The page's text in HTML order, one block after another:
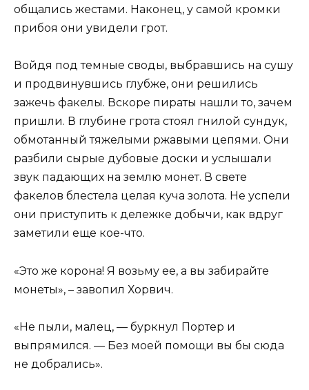
общались жестами. Наконец, у самой кромки
прибоя они увидели грот.
Войдя под темные своды, выбравшись на сушу
и продвинувшись глубже, они решились
зажечь факелы. Вскоре пираты нашли то, зачем
пришли. В глубине грота стоял гнилой сундук,
обмотанный тяжелыми ржавыми цепями. Они
разбили сырые дубовые доски и услышали
звук падающих на землю монет. В свете
факелов блестела целая куча золота. Не успели
они приступить к дележке добычи, как вдруг
заметили еще кое-что.
«Это же корона! Я возьму ее, а вы забирайте
монеты», – завопил Хорвич.
«Не пыли, малец, — буркнул Портер и
выпрямился. — Без моей помощи вы бы сюда
не добрались».